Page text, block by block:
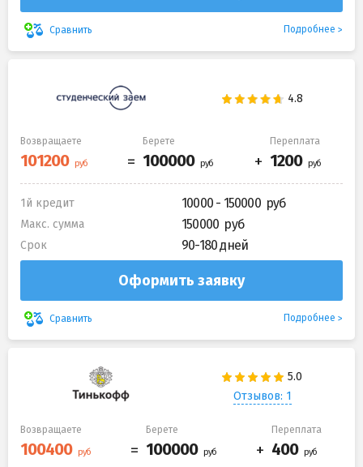
Сравнить Подробнее
Возвращаете Берете Переплата
1й кредит 10000 - 150000
Макс. сумма 150000
Срок 90-180 дней
Оформить заявку
Сравнить Подробнее
Отзывов: 1
Возвращаете Берете Переплата